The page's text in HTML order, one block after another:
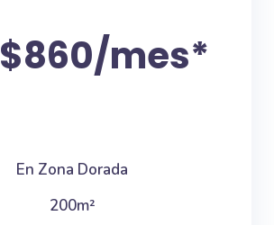
$860/mes*
En Zona Dorada
200m²